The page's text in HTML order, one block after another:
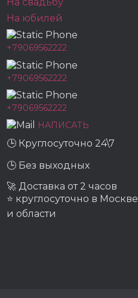
На юбилей
+79069562222
+79069562222
+79069562222
НАПИСАТЬ
🕒 Круглосуточно 24\7
🕒 Без выходных
🚀 Доставка от 2 часов
⭐ круглосуточно в Москве
и области